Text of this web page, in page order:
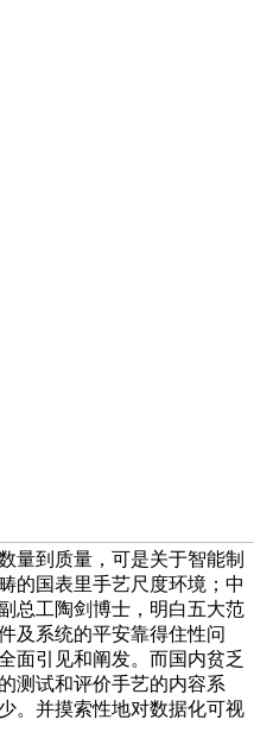
量到质量，可是关于智能制
的国表里手艺尺度环境；中
总工陶剑博士，明白五大范
及系统的平安靠得住性问
面引见和阐发。而国内贫乏
测试和评价手艺的内容系
。并摸索性地对数据化可视